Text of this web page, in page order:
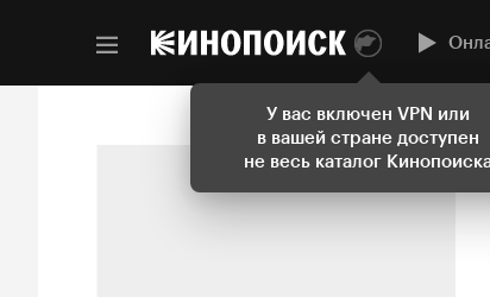
У вас включен VPN или
в вашей стране доступен
не весь каталог